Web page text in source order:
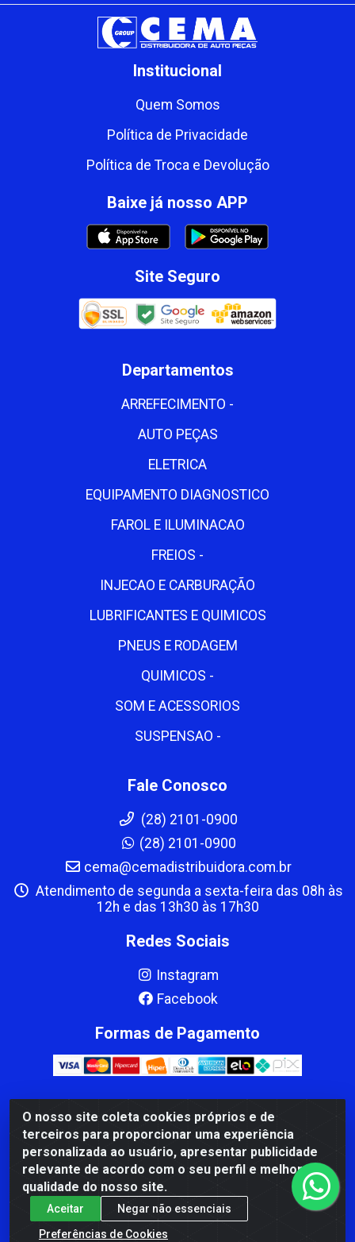
O nosso site coleta cookies próprios e de
terceiros para proporcionar uma experiência
personalizada ao usuário, apresentar publicidade
relevante de acordo com o seu perfil e melhorar a
qualidade do nosso site.
Aceitar
Negar não essenciais
Preferências de Cookies
Institucional
Quem Somos
Política de Privacidade
Política de Troca e Devolução
Baixe já nosso APP
Site Seguro
Departamentos
ARREFECIMENTO -
AUTO PEÇAS
ELETRICA
EQUIPAMENTO DIAGNOSTICO
FAROL E ILUMINACAO
FREIOS -
INJECAO E CARBURAÇÃO
LUBRIFICANTES E QUIMICOS
PNEUS E RODAGEM
QUIMICOS -
SOM E ACESSORIOS
SUSPENSAO -
Fale Conosco
(28) 2101-0900
(28) 2101-0900
cema@cemadistribuidora.com.br
Atendimento de segunda a sexta-feira das 08h às
12h e das 13h30 às 17h30
Redes Sociais
Instagram
Facebook
Formas de Pagamento
CBP MACEDO COMERCIO PEÇAS LTDA Matriz - av Mauro
Miranda Madureira, 1249 - Coramara , Cachoeiro de
Itapemirim/ES - CEP 29.311-310 - CNPJ 00.502.680/0001-41